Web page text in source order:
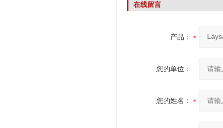
在线留言
产品：
您的单位：
您的姓名：